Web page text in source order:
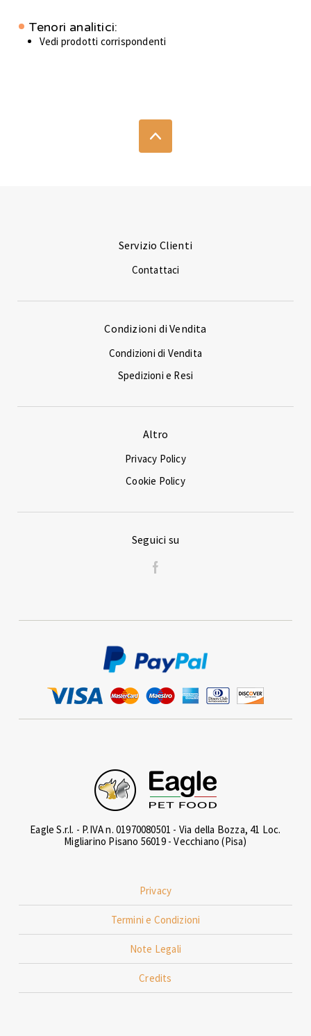
Tenori analitici:
Vedi prodotti corrispondenti
Servizio Clienti
Contattaci
Condizioni di Vendita
Condizioni di Vendita
Spedizioni e Resi
Altro
Privacy Policy
Cookie Policy
Seguici su
Eagle S.r.l. - P.IVA n. 01970080501 - Via della Bozza, 41 Loc.
Migliarino Pisano 56019 - Vecchiano (Pisa)
Privacy
Termini e Condizioni
Note Legali
Credits